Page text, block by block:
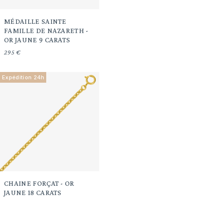
MÉDAILLE SAINTE
FAMILLE DE NAZARETH -
OR JAUNE 9 CARATS
295 €
Expédition 24h
CHAINE FORÇAT - OR
JAUNE 18 CARATS